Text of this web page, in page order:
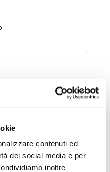
contenuti ed
dei social media e per
inoltre